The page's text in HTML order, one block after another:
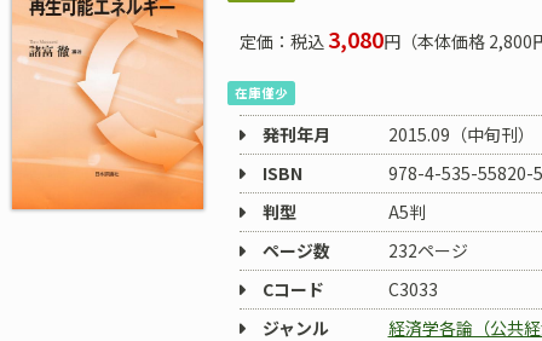
定価：税込 3,080円（本体価格 2,800
在庫僅少
発刊年月
2015.09（中旬刊）
ISBN
978-4-535-55820-5
判型
A5判
ページ数
232ページ
Cコード
C3033
ジャンル
経済学各論（公共